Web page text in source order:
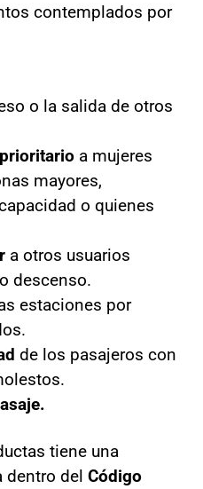
contemplados por
o la salida de otros
a mujeres
mayores,
o quienes
a otros usuarios
descenso.
estaciones por
de los pasajeros con
tiene una
del Código